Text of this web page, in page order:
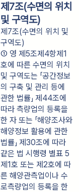
제7조(수면의 위치
및 구역도)
제7조(수면의 위치 및
구역도)
① 영 제5조제4항제1
호에 따른 수면의 위치
및 구역도는 「공간정보
의 구축 및 관리 등에
관한 법률」 제44조에
따라 측량업의 등록을
한 자 또는 「해양조사와
해양정보 활용에 관한
법률」 제30조에 따라
같은 법 시행령 별표 5
제1호 또는 제2호에 따
른 해양관측업이나 수
로측량업의 등록을 한